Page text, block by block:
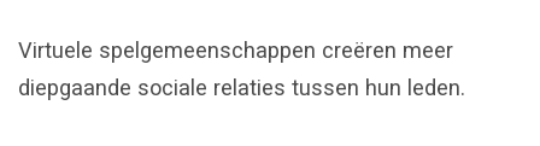
Virtuele spelgemeenschappen creëren meer
diepgaande sociale relaties tussen hun leden.